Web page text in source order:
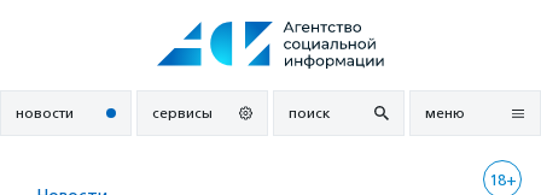
новости сервисы поиск меню
18+